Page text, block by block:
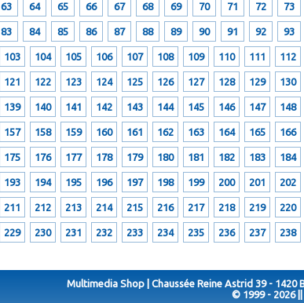
63 64 65 66 67 68 69 70 71 72 73
83 84 85 86 87 88 89 90 91 92 93
103 104 105 106 107 108 109 110 111 112
121 122 123 124 125 126 127 128 129 130
139 140 141 142 143 144 145 146 147 148
157 158 159 160 161 162 163 164 165 166
175 176 177 178 179 180 181 182 183 184
193 194 195 196 197 198 199 200 201 202
211 212 213 214 215 216 217 218 219 220
229 230 231 232 233 234 235 236 237 238
Multimedia Shop | Chaussée Reine Astrid 39 - 1420
© 1999 - 2026